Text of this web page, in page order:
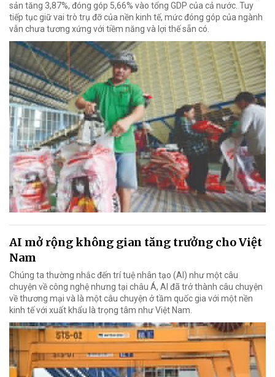
sản tăng 3,87%, đóng góp 5,66% vào tổng GDP của cả nước. Tuy
tiếp tục giữ vai trò trụ đỡ của nền kinh tế, mức đóng góp của ngành
vẫn chưa tương xứng với tiềm năng và lợi thế sẵn có.
AI mở rộng không gian tăng trưởng cho Việt
Nam
Chúng ta thường nhắc đến trí tuệ nhân tạo (AI) như một câu
chuyện về công nghệ nhưng tại châu Á, AI đã trở thành câu chuyện
về thương mại và là một câu chuyện ở tầm quốc gia với một nền
kinh tế với xuất khẩu là trọng tâm như Việt Nam.